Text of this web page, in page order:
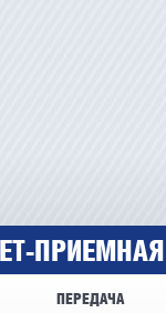
ПЕРЕДАЧА